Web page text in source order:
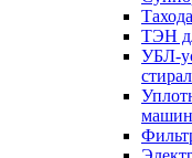
ТЭН
УБЛ-
машин